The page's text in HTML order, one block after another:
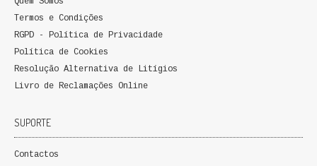
Termos e Condições
RGPD - Política de Privacidade
Política de Cookies
Resolução Alternativa de Litígios
Livro de Reclamações Online
SUPORTE
Contactos